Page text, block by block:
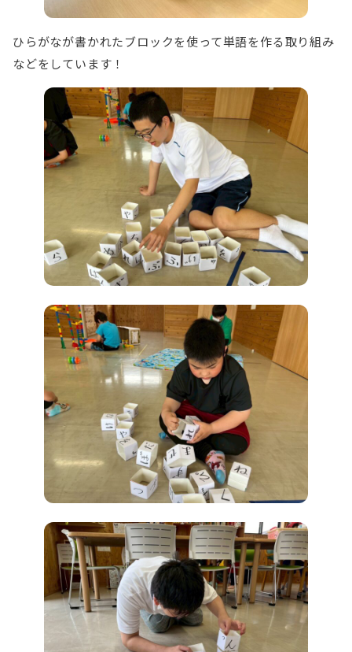
ひらがなが書かれたブロックを使って単語を作る取り組み
などをしています！